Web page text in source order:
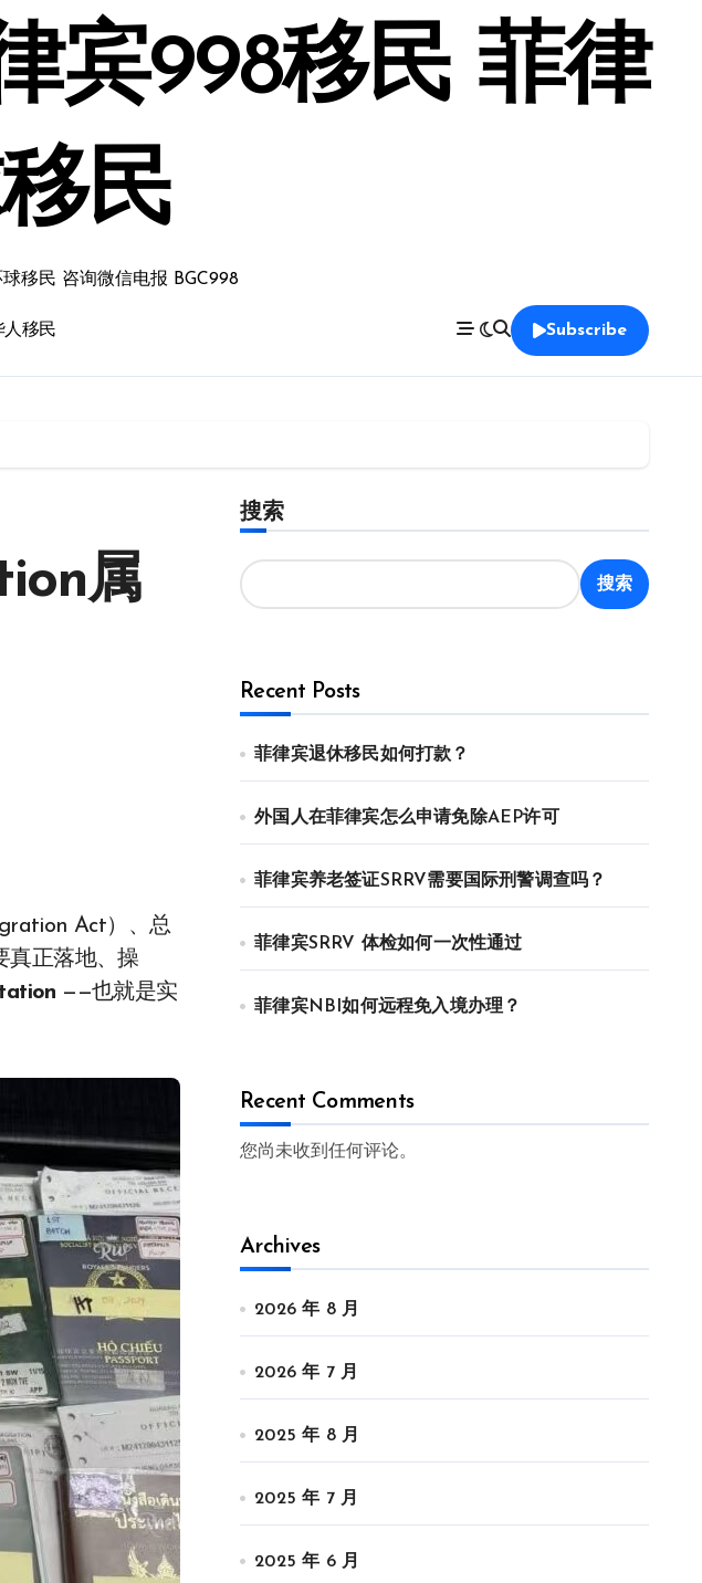
宾998移民 菲律
民
移民 咨询微信电报 BGC998
人移民 Subscribe
属
真正落地、操
——也就是实
搜索
搜索
Recent Posts
菲律宾退休移民如何打款？
外国人在菲律宾怎么申请免除AEP许可
菲律宾养老签证SRRV需要国际刑警调查吗？
菲律宾SRRV 体检如何一次性通过
菲律宾NBI如何远程免入境办理？
Recent Comments
您尚未收到任何评论。
Archives
2026 年 8 月
2026 年 7 月
2025 年 8 月
2025 年 7 月
2025 年 6 月